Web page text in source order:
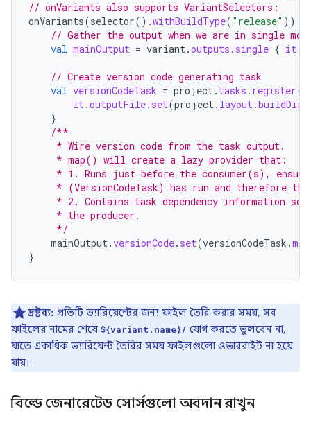
// onVariants also supports VariantSelectors:
onVariants(selector().withBuildType( "release" ))
// Gather the output when we are in single
val mainOutput = variant.outputs . single { it.
// Create version code generating task
val versionCodeTask = project. tasks . register(
it.outputFile. set(project. layout.
}
/**
     * Wire version code from the task output.
     * map() will create a lazy provider that:
* 1. Runs just before the consumer(s),
* (VersionCodeTask) has run and therefore
* 2. Contains task dependency information so
     * the producer.
     */
mainOutput.versionCode. set(versionCodeTask .map
}
দ্রষ্টব্য: প্রতিটি ভ্যারিয়েন্টের জন্য ফাইল তৈরি করার সময়, সব
ফাইলের নামের শেষে ${variant.name}/ যোগ করতে ভুলবেন না,
যাতে একাধিক ভ্যারিয়েন্ট তৈরির সময় ফাইলগুলো ওভাররাইট না হয়ে
যায়।
বিল্ডে জেনারেটেড সোর্সগুলো অবদান রাখুন